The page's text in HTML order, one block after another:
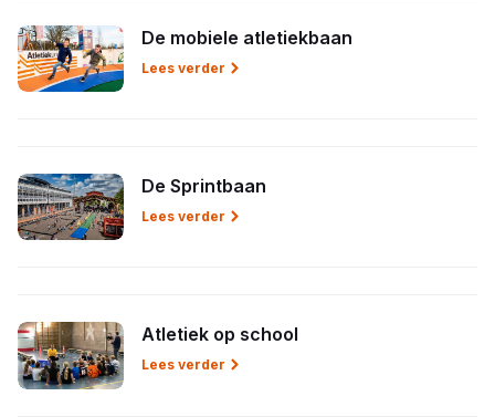
De mobiele atletiekbaan
Lees verder
De Sprintbaan
Lees verder
Atletiek op school
Lees verder